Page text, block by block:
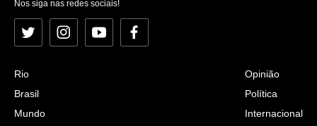
Nos siga nas redes sociais!
Twitter InstagramYouTubeFacebook
Rio
Brasil
Mundo
Opinião
Política
Internacional